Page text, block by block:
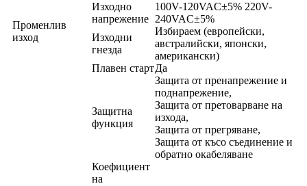
Променлив
изход
Изходно
напрежение
100V-120VAC±5% 220V-
240VAC±5%
Изходни
гнезда
Избираем (европейски,
австралийски, японски,
американски)
Плавен стартДа
Защитна
функция
Защита от пренапрежение и
поднапрежение,
Защита от претоварване на
изхода,
Защита от прегряване,
Защита от късо съединение и
обратно окабеляване
Коефициент
на